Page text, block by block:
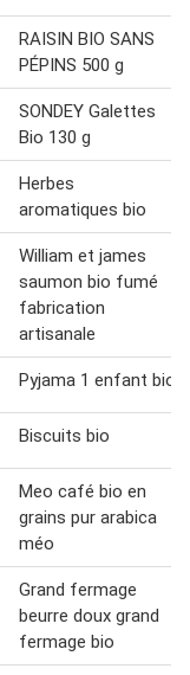
RAISIN BIO SANS
PÉPINS 500 g
SONDEY Galettes
Bio 130 g
Herbes
aromatiques bio
William et james
saumon bio fumé
fabrication
artisanale
Pyjama 1 enfant bio
Biscuits bio
Meo café bio en
grains pur arabica
méo
Grand fermage
beurre doux grand
fermage bio